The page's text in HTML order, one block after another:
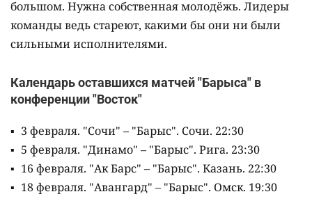
большом. Нужна собственная молодёжь. Лидеры
команды ведь стареют, какими бы они ни были
сильными исполнителями.
Календарь оставшихся матчей "Барыса" в
конференции "Восток"
3 февраля. "Сочи" – "Барыс". Сочи. 22:30
5 февраля. "Динамо" – "Барыс". Рига. 23:30
16 февраля. "Ак Барс" – "Барыс". Казань. 22:30
18 февраля. "Авангард" – "Барыс". Омск. 19:30